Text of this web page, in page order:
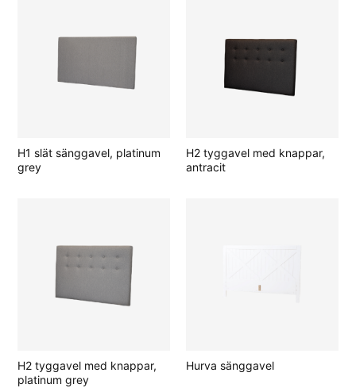
H1 slät sänggavel, platinum
grey
H2 tyggavel med knappar,
antracit
H2 tyggavel med knappar,
platinum grey
Hurva sänggavel